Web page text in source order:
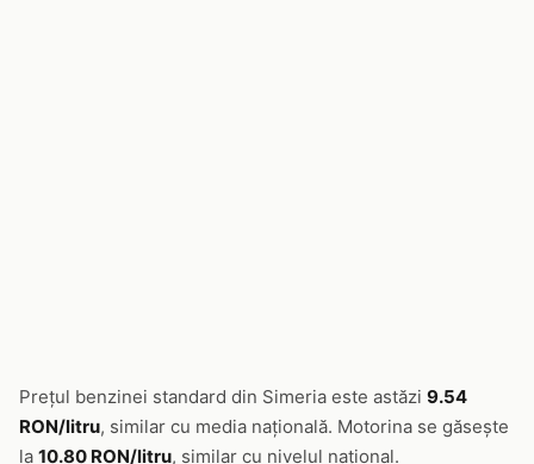
Prețul benzinei standard din Simeria este astăzi 9.54
RON/litru, similar cu media națională. Motorina se găsește
la 10.80 RON/litru, similar cu nivelul național.